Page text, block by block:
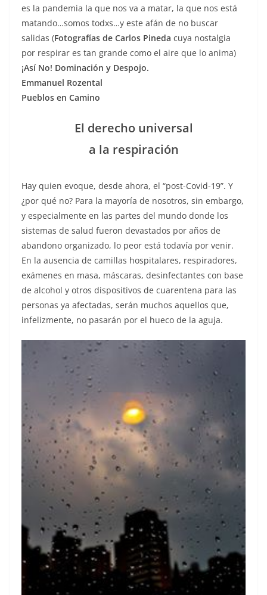
es la pandemia la que nos va a matar, la que nos está
matando…somos todxs…y este afán de no buscar
salidas (Fotografías de Carlos Pineda cuya nostalgia
por respirar es tan grande como el aire que lo anima)
¡Así No! Dominación y Despojo.
Emmanuel Rozental
Pueblos en Camino
El derecho universal
a la respiración
Hay quien evoque, desde ahora, el “post-Covid-19”. Y
¿por qué no? Para la mayoría de nosotros, sin embargo,
y especialmente en las partes del mundo donde los
sistemas de salud fueron devastados por años de
abandono organizado, lo peor está todavía por venir.
En la ausencia de camillas hospitalares, respiradores,
exámenes en masa, máscaras, desinfectantes con base
de alcohol y otros dispositivos de cuarentena para las
personas ya afectadas, serán muchos aquellos que,
infelizmente, no pasarán por el hueco de la aguja.